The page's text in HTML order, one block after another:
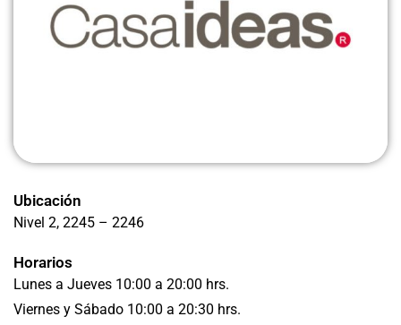
Ubicación
Nivel 2, 2245 – 2246
Horarios
Lunes a Jueves 10:00 a 20:00 hrs.
Viernes y Sábado 10:00 a 20:30 hrs.